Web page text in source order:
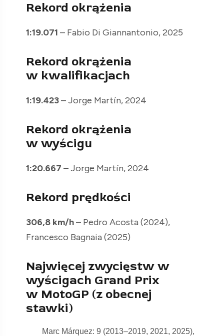
Rekord okrążenia
1:19.071 – Fabio Di Giannantonio, 2025
Rekord okrążenia
w kwalifikacjach
1:19.423– Jorge Martín, 2024
Rekord okrążenia
w wyścigu
1:20.667 – Jorge Martín, 2024
Rekord prędkości
306,8 km/h– Pedro Acosta (2024),
Francesco Bagnaia (2025)
Najwięcej zwycięstw w
wyścigach Grand Prix
w MotoGP (z obecnej
stawki)
Marc Márquez: 9 (2013–2019, 2021, 2025),